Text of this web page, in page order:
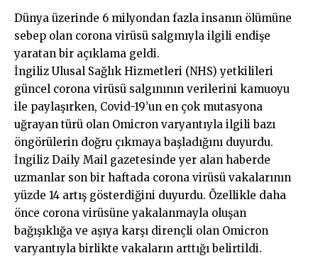
Dünya üzerinde 6 milyondan fazla insanın ölümüne
sebep olan corona virüsü salgınıyla ilgili endişe
yaratan bir açıklama geldi.
İngiliz Ulusal Sağlık Hizmetleri (NHS) yetkilileri
güncel corona virüsü salgınının verilerini kamuoyu
ile paylaşırken, Covid-19’un en çok mutasyona
uğrayan türü olan Omicron varyantıyla ilgili bazı
öngörülerin doğru çıkmaya başladığını duyurdu.
İngiliz Daily Mail gazetesinde yer alan haberde
uzmanlar son bir haftada corona virüsü vakalarının
yüzde 14 artış gösterdiğini duyurdu. Özellikle daha
önce corona virüsüneyakalanmayla oluşan
bağışıklığa ve aşıya karşı dirençli olan Omicron
varyantıyla birlikte vakaların arttığı belirtildi.